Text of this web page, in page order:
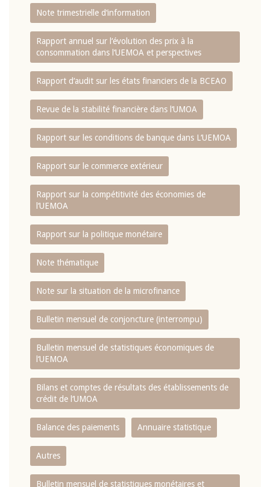
Note trimestrielle d‘information
Rapport annuel sur l‘évolution des prix à la
consommation dans l‘UEMOA et perspectives
Rapport d‘audit sur les états financiers de la BCEAO
Revue de la stabilité financière dans l‘UMOA
Rapport sur les conditions de banque dans L‘UEMOA
Rapport sur le commerce extérieur
Rapport sur la compétitivité des économies de
l‘UEMOA
Rapport sur la politique monétaire
Note thématique
Note sur la situation de la microfinance
Bulletin mensuel de conjoncture (interrompu)
Bulletin mensuel de statistiques économiques de
l‘UEMOA
Bilans et comptes de résultats des établissements de
crédit de l‘UMOA
Balance des paiements Annuaire statistique
Autres
Bulletin mensuel de statistiques monétaires et